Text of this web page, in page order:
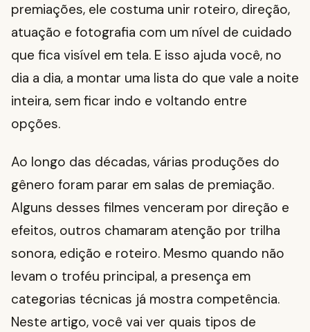
premiações, ele costuma unir roteiro, direção,
atuação e fotografia com um nível de cuidado
que fica visível em tela. E isso ajuda você, no
dia a dia, a montar uma lista do que vale a noite
inteira, sem ficar indo e voltando entre
opções.
Ao longo das décadas, várias produções do
gênero foram parar em salas de premiação.
Alguns desses filmes venceram por direção e
efeitos, outros chamaram atenção por trilha
sonora, edição e roteiro. Mesmo quando não
levam o troféu principal, a presença em
categorias técnicas já mostra competência.
Neste artigo, você vai ver quais tipos de